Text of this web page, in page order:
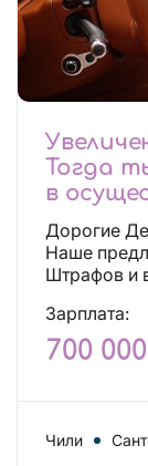
Тогда
Дорогие Девушки!
Наше предложение:
Штрафов и
Зарплата:
700
Чили